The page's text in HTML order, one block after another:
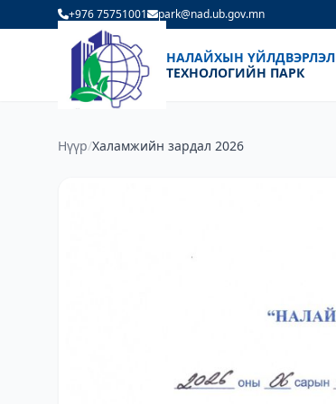
+976 75751001 park@nad.ub.gov.mn
НАЛАЙХЫН ҮЙЛДВЭРЛЭЛ
ТЕХНОЛОГИЙН ПАРК
Нүүр/Халамжийн зардал 2026